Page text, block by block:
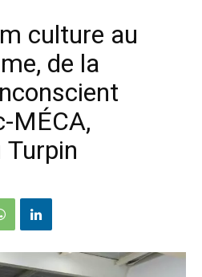
culture au
de la
MÉCA,